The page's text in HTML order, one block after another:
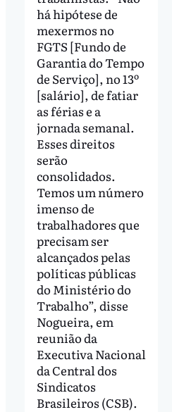
há hipótese de
mexermos no
FGTS [Fundo de
Garantia do Tempo
de Serviço], no 13º
[salário], de fatiar
as férias e a
jornada semanal.
Esses direitos
serão
consolidados.
Temos um número
imenso de
trabalhadores que
precisam ser
alcançados pelas
políticas públicas
do Ministério do
Trabalho”, disse
Nogueira, em
reunião da
Executiva Nacional
da Central dos
Sindicatos
Brasileiros (CSB).